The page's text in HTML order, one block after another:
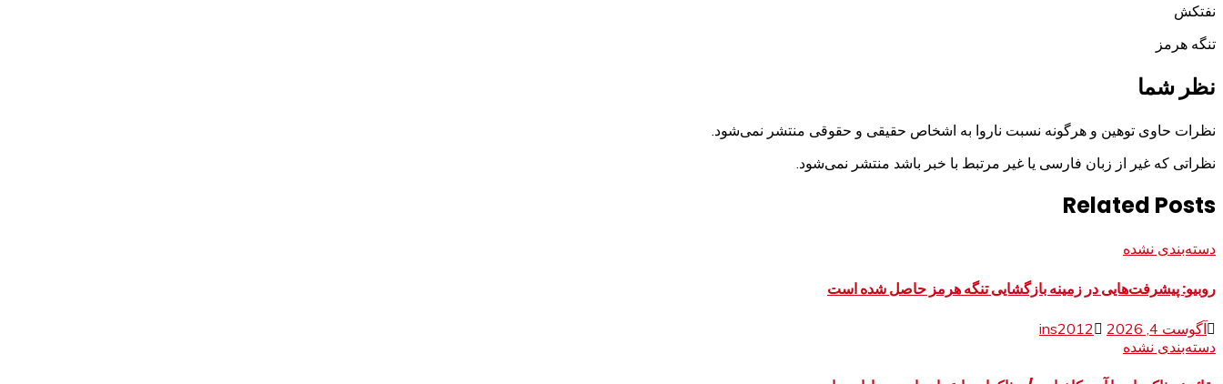
نفتکش
تنگه هرمز
نظر شما
نظرات حاوی توهین و هرگونه نسبت ناروا به اشخاص حقیقی و حقوقی منتشر نمی‌شود.
نظراتی که غیر از زبان فارسی یا غیر مرتبط با خبر باشد منتشر نمی‌شود.
Related Posts
دسته‌بندی نشده
روبیو: پیشرفت‌هایی در زمینه بازگشایی تنگه هرمز حاصل شده است
آگوست 4, 2026
ins2012
دسته‌بندی نشده